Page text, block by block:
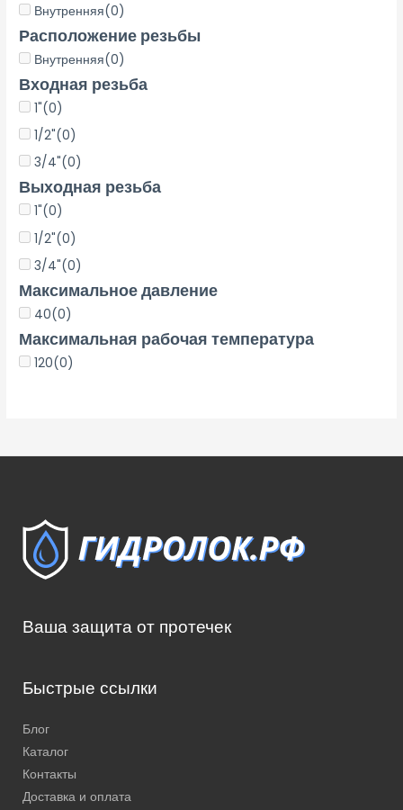
Внутренняя(0)
Расположение резьбы
Внутренняя(0)
Входная резьба
1"(0)
1/2"(0)
3/4"(0)
Выходная резьба
1"(0)
1/2"(0)
3/4"(0)
Максимальное давление
40(0)
Максимальная рабочая температура
120(0)
Ваша защита от протечек
Быстрые ссылки
Блог
Каталог
Контакты
Доставка и оплата